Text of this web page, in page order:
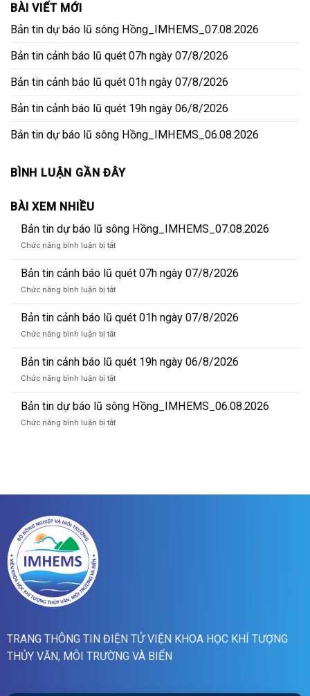
BÀI VIẾT MỚI
Bản tin dự báo lũ sông Hồng_IMHEMS_07.08.2026
Bản tin cảnh báo lũ quét 07h ngày 07/8/2026
Bản tin cảnh báo lũ quét 01h ngày 07/8/2026
Bản tin cảnh báo lũ quét 19h ngày 06/8/2026
Bản tin dự báo lũ sông Hồng_IMHEMS_06.08.2026
BÌNH LUẬN GẦN ĐÂY
BÀI XEM NHIỀU
Bản tin dự báo lũ sông Hồng_IMHEMS_07.08.2026
Chức năng bình luận bị tắtở
tin
báo
sông
Hồng_IMHEMS_07.08.2026
Bản tin cảnh báo lũ quét 07h ngày 07/8/2026
Chức năng bình luận bị tắtở
tin
báo
quét
07h
07/8/2026
Bản tin cảnh báo lũ quét 01h ngày 07/8/2026
Chức năng bình luận bị tắtở
tin
báo
quét
01h
Bản tin cảnh báo lũ quét 19h ngày 06/8/2026
Chức năng bình luận bị tắtở
tin
báo
Bản tin dự báo lũ sông Hồng_IMHEMS_06.08.2026
Chức năng bình luận bị tắtở
sông
TRANG THÔNG TIN ĐIỆN TỬ VIỆN KHOA HỌC KHÍ TƯỢNG
THỦY VĂN, MÔI TRƯỜNG VÀ BIỂN